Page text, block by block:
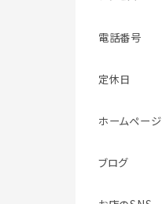
電話番号
定休日
ホームページ
ブログ